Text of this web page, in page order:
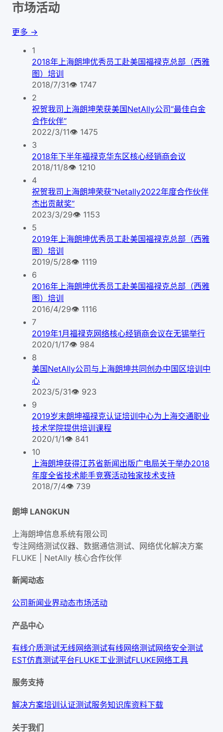
市场活动
更多 →
1
2018年上海朗坤优秀员工赴美国福禄克总部（西雅
图）培训
2018/7/31👁 1747
2
祝贺我司上海朗坤荣获美国NetAlly公司“最佳白金
合作伙伴”
2022/3/11👁 1475
3
2018年下半年福禄克华东区核心经销商会议
2018/11/8👁 1210
4
祝贺我司上海朗坤荣获“Netally2022年度合作伙伴
杰出贡献奖”
2023/3/29👁 1153
5
2019年上海朗坤优秀员工赴美国福禄克总部（西雅
图）培训
2019/5/28👁 1119
6
2016年上海朗坤优秀员工赴美国福禄克总部（西雅
图）培训
2016/4/29👁 1116
7
2019年1月福禄克网络核心经销商会议在无锡举行
2020/1/17👁 984
8
美国NetAlly公司与上海朗坤共同创办中国区培训中
心
2023/5/31👁 923
9
2019岁末朗坤福禄克认证培训中心为上海交通职业
技术学院提供培训课程
2020/1/1👁 841
10
上海朗坤获得江苏省新闻出版广电局关于举办2018
年度全省技术能手竞赛活动独家技术支持
2018/7/4👁 739
朗坤 LANGKUN
上海朗坤信息系统有限公司
专注网络测试仪器、数据通信测试、网络优化解决方案
FLUKE | NetAlly 核心合作伙伴
新闻动态
公司新闻业界动态市场活动
产品中心
有线介质测试无线网络测试有线网络测试网络安全测试
EST仿真测试平台FLUKE工业测试FLUKE网络工具
服务支持
解决方案培训认证测试服务知识库资料下载
关于我们